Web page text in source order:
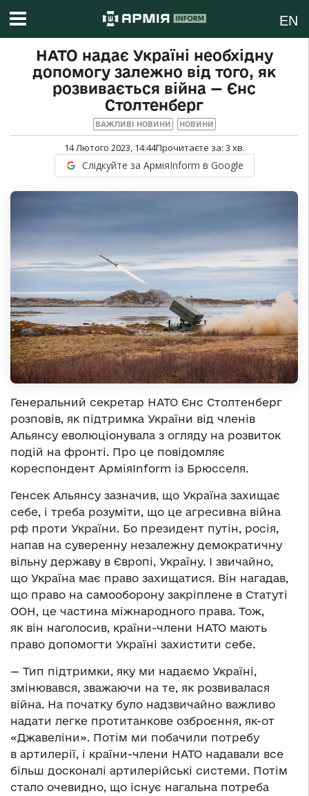
EN
НАТО надає Україні необхідну
допомогу залежно від того, як
розвивається війна — Єнс
Столтенберг
ВАЖЛИВІ НОВИНИ НОВИНИ
14 Лютого 2023, 14:44Прочитаєте за: 3 хв.
Слідкуйте за АрміяInform в Google
Генеральний секретар НАТО Єнс Столтенберг
розповів, як підтримка України від членів
Альянсу еволюціонувала з огляду на розвиток
подій на фронті. Про це повідомляє
кореспондент АрміяІnform із Брюсселя.
Генсек Альянсу зазначив, що Україна захищає
себе, і треба розуміти, що це агресивна війна
рф проти України. Бо президент путін, росія,
напав на суверенну незалежну демократичну
вільну державу в Європі, Україну. І звичайно,
що Україна має право захищатися. Він нагадав,
що право на самооборону закріплене в Статуті
ООН, це частина міжнародного права. Тож,
як він наголосив, країни-члени НАТО мають
право допомогти Україні захистити себе.
— Тип підтримки, яку ми надаємо Україні,
змінювався, зважаючи на те, як розвивалася
війна. На початку було надзвичайно важливо
надати легке протитанкове озброєння, як-от
«Джавеліни». Потім ми побачили потребу
в артилерії, і країни-члени НАТО надавали все
більш досконалі артилерійські системи. Потім
стало очевидно, що існує нагальна потреба